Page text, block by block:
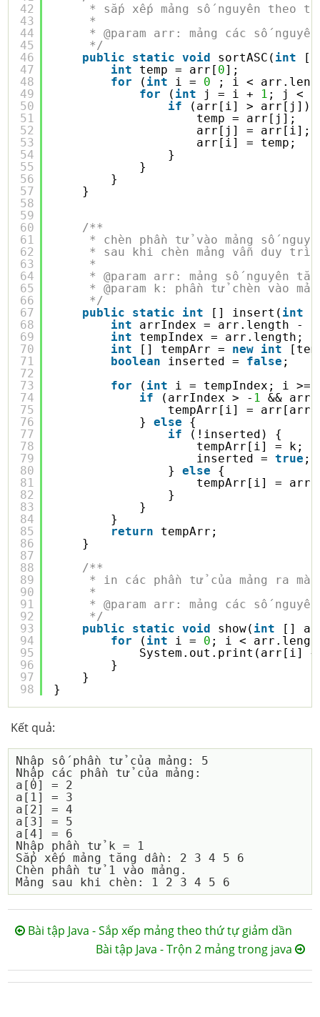
42
43
44
45
46
47
48
49
50
51
52
53
54
55
56
57
58
59
60
61
62
63
64
65
66
67
68
69
70
71
72
73
74
75
76
77
78
79
80
81
82
83
84
85
86
87
88
89
90
91
92
93
94
95
96
97
98
* sắp xếp mảng số nguyên theo
*
* @param arr: mảng các số nguyên
*/
public
static void sortASC( int
[]
int
temp = arr[ 0];
for
( int i = 0
; i <
for
( int j = i + 1 ; j <
if
(arr[i] > arr[j])
temp = arr[j];
arr[j] = arr[i];
arr[i] = temp;
}
}
}
}
/**
* chèn phần tử vào mảng số
* sau khi chèn mảng vẫn duy trì
*
* @param arr: mảng số nguyên
* @param k: phần tử chèn vào
*/
public
static int [] insert( int
int
arrIndex = arr.length -
int
tempIndex = arr.length;
int
[] tempArr = new int
boolean
inserted = false ;
for
( int i = tempIndex; i >=
if
(arrIndex > - 1
&&
tempArr[i] =
} else
{
if
(!inserted) {
tempArr[i] = k;
inserted = true ;
} else
{
tempArr[i] =
}
}
}
return
tempArr;
}
/**
* in các phần tử của mảng ra
*
* @param arr: mảng các số nguyên
*/
public
static void show( int
[]
for
( int i = 0 ; i <
System.out.print(arr[i]
}
}
}
Kết quả:
Nhập số phần tử của mảng: 5
Nhập các phần tử của mảng:
a[0] = 2
a[1] = 3
a[2] = 4
a[3] = 5
a[4] = 6
Nhập phần tử k = 1
Sắp xếp mảng tăng dần: 2 3 4 5 6
Chèn phần tử 1 vào mảng.
Bài tập Java - Sắp xếp mảng theo thứ tự giảm dần
Bài tập Java - Trộn 2 mảng trong java